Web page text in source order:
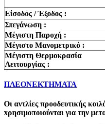
Είσοδος / Έξοδος :
Στεγάνωση :
Μέγιστη Παροχή :
Μέγιστο Μανομετρικό :
Μέγιστη Θερμοκρασία
Λειτουργίας :
ΠΛΕΟΝΕΚΤΗΜΑΤΑ
Οι αντλίες προοδευτικής
xρησιμοποιούνται για την